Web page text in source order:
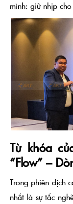
mình: giữ nhịp
Từ khóa
“Flow” –
Trong phiên dịch
nhất là sự tắc